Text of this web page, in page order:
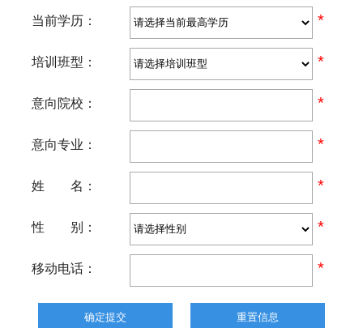
当前学历： *
培训班型： *
意向院校： *
意向专业： *
姓 名： *
性 别： *
移动电话： *